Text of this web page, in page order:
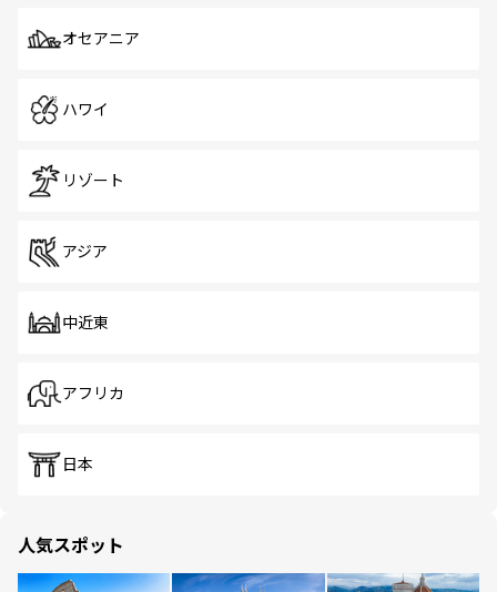
オセアニア
ハワイ
リゾート
アジア
中近東
アフリカ
日本
人気スポット